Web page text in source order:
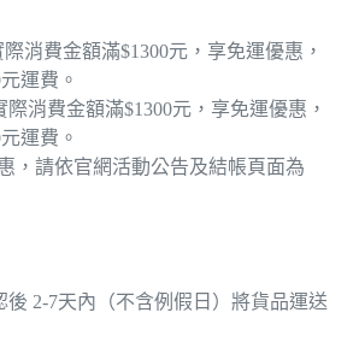
消費金額滿$1300元，享免運優惠，
運費。
消費金額滿$1300元，享免運優惠，
運費。
，請依官網活動公告及結帳頁面為
後 2-7天內（不含例假日）將貨品運送